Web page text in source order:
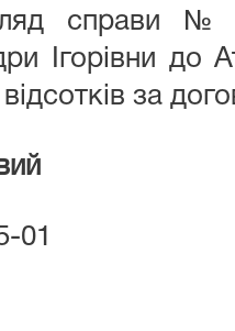
справи
Ігорівни до
за
01